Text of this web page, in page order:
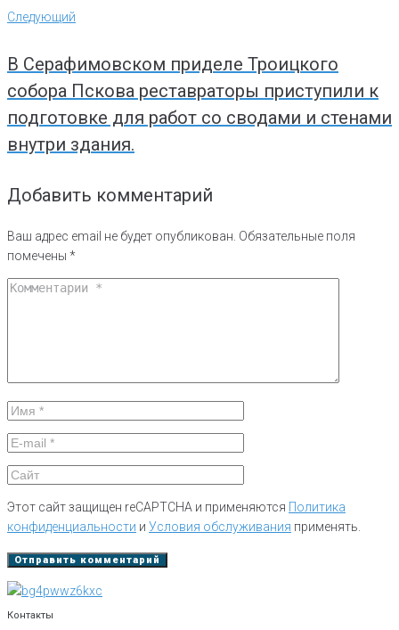
Следующий
Следующий
В Серафимовском приделе Троицкого
собора Пскова реставраторы приступили к
подготовке для работ со сводами и стенами
внутри здания.
Добавить комментарий
Ваш адрес email не будет опубликован. Обязательные поля
помечены *
Этот сайт защищен reCAPTCHA и применяются Политика
конфиденциальности и Условия обслуживания применять.
Контакты